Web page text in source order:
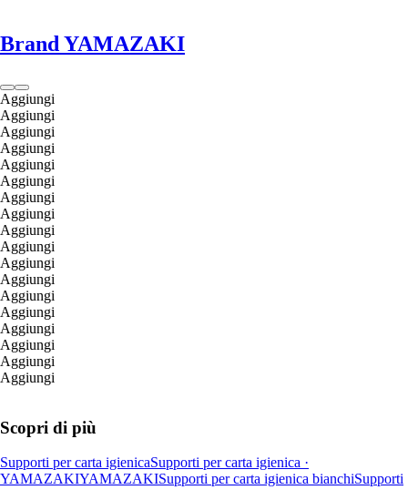
Brand YAMAZAKI
Aggiungi
Aggiungi
Aggiungi
Aggiungi
Aggiungi
Aggiungi
Aggiungi
Aggiungi
Aggiungi
Aggiungi
Aggiungi
Aggiungi
Aggiungi
Aggiungi
Aggiungi
Aggiungi
Aggiungi
Aggiungi
Scopri di più
Supporti per carta igienicaSupporti per carta igienica ·
YAMAZAKIYAMAZAKISupporti per carta igienica bianchiSupporti